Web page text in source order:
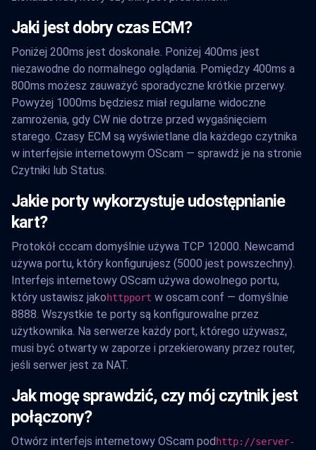
Jaki jest dobry czas ECM?
Poniżej 200ms jest doskonałe. Poniżej 400ms jest
niezawodne do normalnego oglądania. Pomiędzy 400ms a
800ms możesz zauważyć sporadyczne krótkie przerwy.
Powyżej 1000ms będziesz miał regularne widoczne
zamrożenia, gdy CW nie dotrze przed wygaśnięciem
starego. Czasy ECM są wyświetlane dla każdego czytnika
w interfejsie internetowym OScam — sprawdź je na stronie
Czytniki lub Status.
Jakie porty wykorzystuje udostępnianie
kart?
Protokół cccam domyślnie używa TCP 12000. Newcamd
używa portu, który konfigurujesz (5000 jest powszechny).
Interfejs internetowy OScam używa dowolnego portu,
który ustawisz jakohttpport w oscam.conf — domyślnie
8888. Wszystkie te porty są konfigurowalne przez
użytkownika. Na serwerze każdy port, którego używasz,
musi być otwarty w zaporze i przekierowany przez router,
jeśli serwer jest za NAT.
Jak mogę sprawdzić, czy mój czytnik jest
połączony?
Otwórz interfejs internetowy OScam podhttp://server-